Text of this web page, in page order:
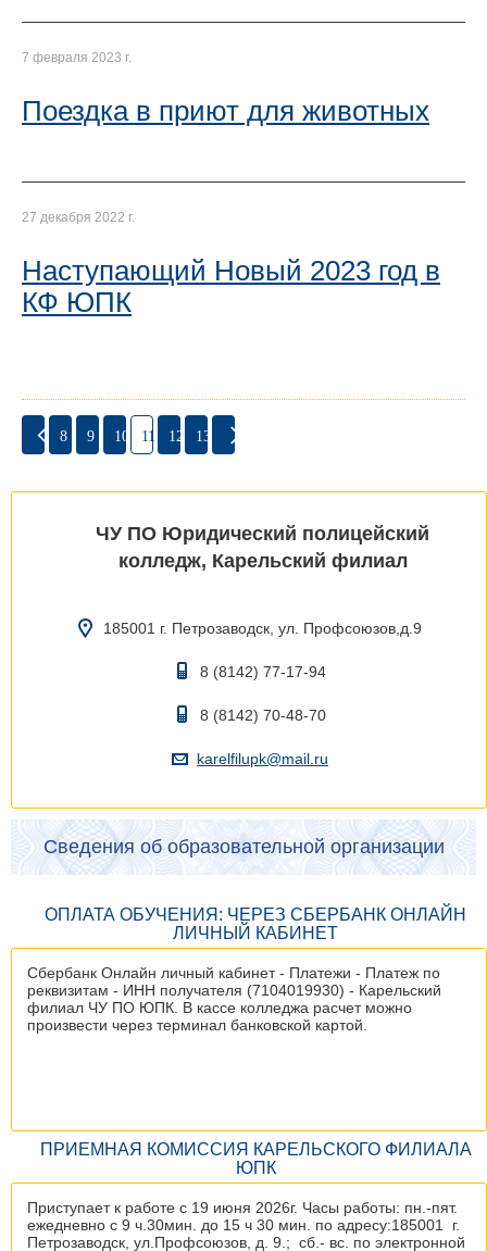
7 февраля 2023 г.
Поездка в приют для животных
27 декабря 2022 г.
Наступающий Новый 2023 год в
КФ ЮПК
8 9 10 11 12 13
ЧУ ПО Юридический полицейский
колледж, Карельский филиал
185001 г. Петрозаводск, ул. Профсоюзов,д.9
8 (8142) 77-17-94
8 (8142) 70-48-70
karelfilupk@mail.ru
Сведения об образовательной организации
ОПЛАТА ОБУЧЕНИЯ: ЧЕРЕЗ СБЕРБАНК ОНЛАЙН
ЛИЧНЫЙ КАБИНЕТ
Сбербанк Онлайн личный кабинет - Платежи - Платеж по
реквизитам - ИНН получателя (7104019930) - Карельский
филиал ЧУ ПО ЮПК. В кассе колледжа расчет можно
произвести через терминал банковской картой.
ПРИЕМНАЯ КОМИССИЯ КАРЕЛЬСКОГО ФИЛИАЛА
ЮПК
Приступает к работе с 19 июня 2026г. Часы работы: пн.-пят.
ежедневно с 9 ч.30мин. до 15 ч 30 мин. по адресу:185001 г.
Петрозаводск, ул.Профсоюзов, д. 9.; сб.- вс. по электронной